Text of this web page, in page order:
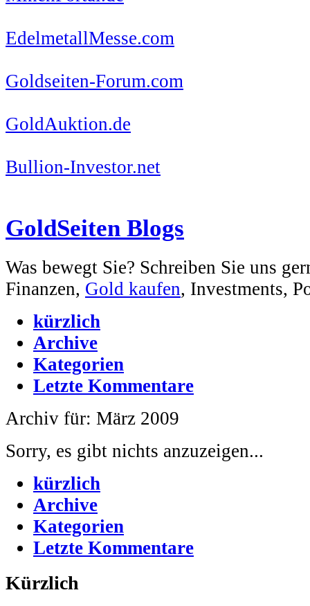
EdelmetallMesse.com
Goldseiten-Forum.com
GoldAuktion.de
Bullion-Investor.net
GoldSeiten Blogs
Was bewegt Sie? Schreiben Sie uns
Finanzen, Gold kaufen, Investments,
kürzlich
Archive
Kategorien
Letzte Kommentare
Archiv für: März 2009
Sorry, es gibt nichts anzuzeigen...
kürzlich
Archive
Kategorien
Letzte Kommentare
Kürzlich